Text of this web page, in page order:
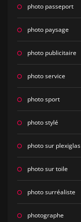
photo passeport
photo paysage
photo publicitaire
photo service
photo sport
photo stylé
photo sur plexiglas
photo sur toile
photo surréaliste
photographe